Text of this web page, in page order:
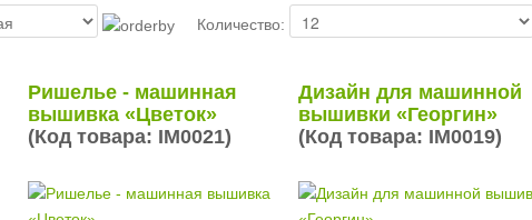
Количество:
Ришелье - машинная
вышивка «Цветок»
(Код товара: IM0021)
Дизайн для машинной
вышивки «Георгин»
(Код товара: IM0019)